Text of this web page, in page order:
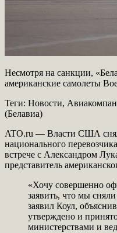
Несмотря на санкции,
американские самолеты
Теги: Новости,
(Белавиа)
ATO.ru — Власти США
национального
встрече с Александром
представитель
«Хочу совершенно
заявить, что мы
заявил Коул,
утверждено и
министерствами и